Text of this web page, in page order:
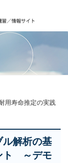
用寿命推定の実践
ル解析の基
ト ～デモ